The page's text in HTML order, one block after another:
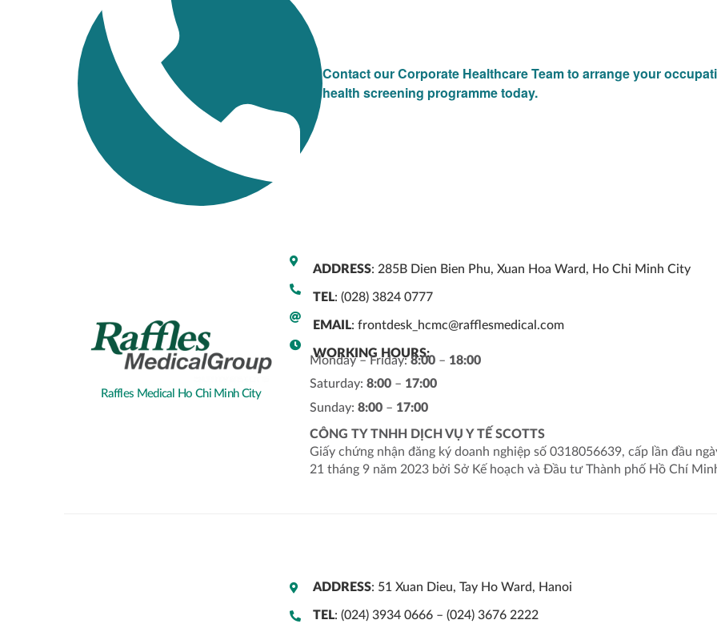
Contact our Corporate Healthcare Team to arrange your
health screening programme today.
Raffles Medical Ho Chi Minh City
ADDRESS: 285B Dien Bien Phu, Xuan Hoa Ward, Ho Chi Minh City
TEL: (028) 3824 0777
EMAIL: frontdesk_hcmc@rafflesmedical.com
WORKING HOURS:
Monday – Friday:8:00 – 18:00
Saturday:8:00 – 17:00
Sunday:8:00 – 17:00
CÔNG TY TNHH DỊCH VỤ Y TẾ SCOTTS
Giấy chứng nhận đăng ký doanh nghiệp số 0318056639, cấp lần đầu
21 tháng 9 năm 2023 bởi Sở Kế hoạch và Đầu tư Thành phố Hồ Chí
ADDRESS: 51 Xuan Dieu, Tay Ho Ward, Hanoi
TEL: (024) 3934 0666 – (024) 3676 2222